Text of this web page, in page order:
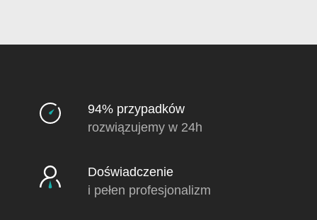
94% przypadków
rozwiązujemy w 24h
Doświadczenie
i pełen profesjonalizm